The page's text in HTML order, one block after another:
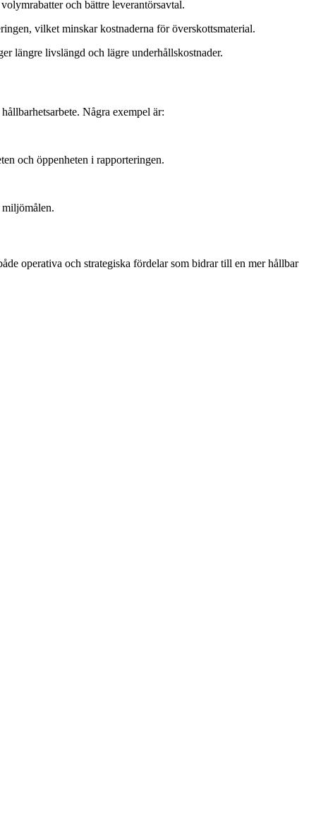
och bättre leverantörsavtal.
vilket minskar kostnaderna för överskottsmaterial.
längre livslängd och lägre underhållskostnader.
Några exempel är:
och öppenheten i rapporteringen.
miljömålen.
operativa och strategiska fördelar som bidrar till en mer hållbar